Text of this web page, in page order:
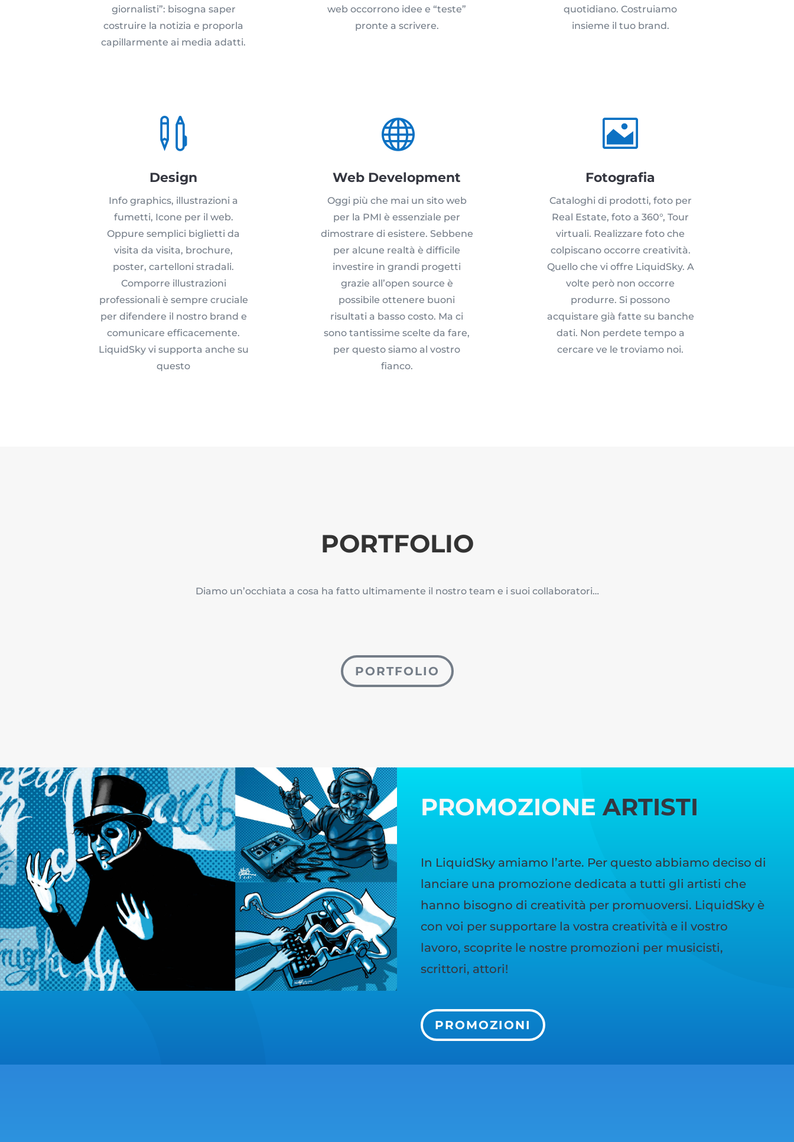
giornalisti”: bisogna saper
costruire la notizia e proporla
capillarmente ai media adatti.
web occorrono idee e “teste”
pronte a scrivere.
quotidiano. Costruiamo
insieme il tuo brand.

Design
Info graphics, illustrazioni a
fumetti, Icone per il web.
Oppure semplici biglietti da
visita da visita, brochure,
poster, cartelloni stradali.
Comporre illustrazioni
professionali è sempre cruciale
per difendere il nostro brand e
comunicare efficacemente.
LiquidSky vi supporta anche su
questo

Web Development
Oggi più che mai un sito web
per la PMI è essenziale per
dimostrare di esistere. Sebbene
per alcune realtà è difficile
investire in grandi progetti
grazie all’open source è
possibile ottenere buoni
risultati a basso costo. Ma ci
sono tantissime scelte da fare,
per questo siamo al vostro
fianco.

Fotografia
Cataloghi di prodotti, foto per
Real Estate, foto a 360°, Tour
virtuali. Realizzare foto che
colpiscano occorre creatività.
Quello che vi offre LiquidSky. A
volte però non occorre
produrre. Si possono
acquistare già fatte su banche
dati. Non perdete tempo a
cercare ve le troviamo noi.
PORTFOLIO
Diamo un’occhiata a cosa ha fatto ultimamente il nostro team e i suoi collaboratori…
PORTFOLIO
PROMOZIONEARTISTI
In LiquidSky amiamo l’arte. Per questo abbiamo deciso di
lanciare una promozione dedicata a tutti gli artisti che
hanno bisogno di creatività per promuoversi. LiquidSky è
con voi per supportare la vostra creatività e il vostro
lavoro, scoprite le nostre promozioni per musicisti,
scrittori, attori!
PROMOZIONI